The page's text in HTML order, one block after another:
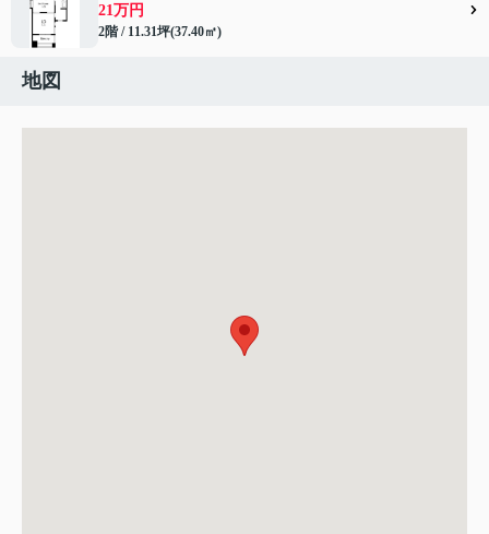
21万円
2階 / 11.31坪(37.40㎡)
地図